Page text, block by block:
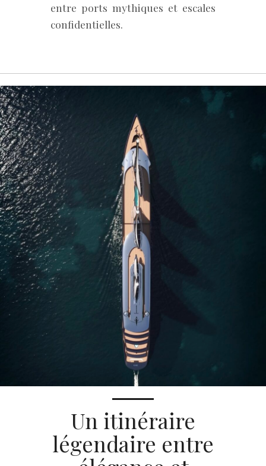
entre ports mythiques et escales
confidentielles.
Un itinéraire
légendaire entre